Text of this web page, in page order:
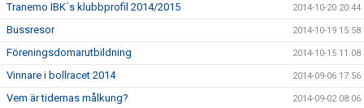
Tranemo IBK´s klubbprofil 2014/2015 2014-10-20 20:44
Bussresor 2014-10-19 15:58
Föreningsdomarutbildning 2014-10-15 11:08
Vinnare i bollracet 2014 2014-09-06 17:56
Vem är tidernas målkung? 2014-09-02 08:06